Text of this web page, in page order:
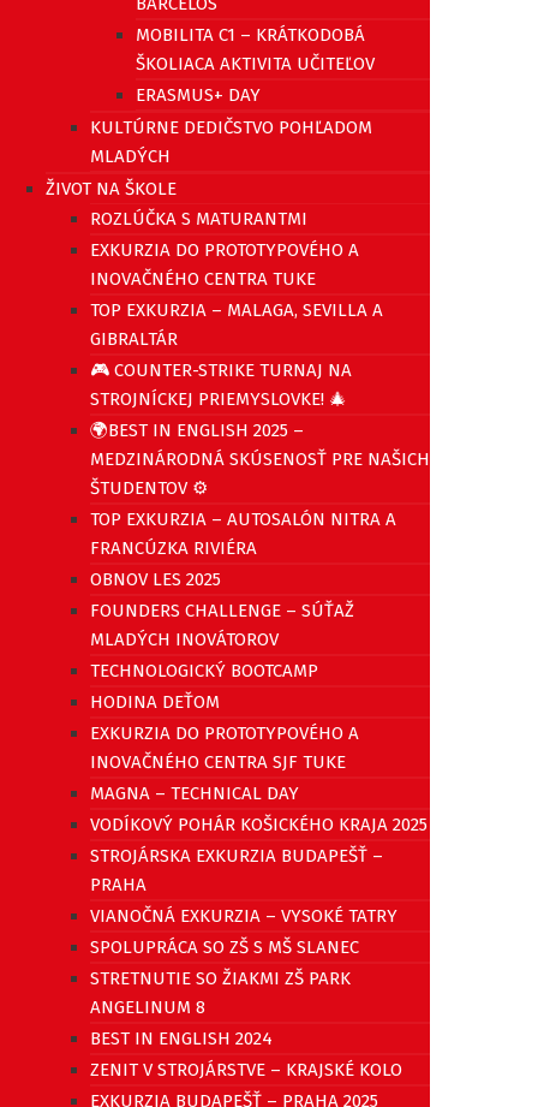
MOBILITA C1 – KRÁTKODOBÁ
ŠKOLIACA AKTIVITA UČITEĽOV
ERASMUS+ DAY
KULTÚRNE DEDIČSTVO POHĽADOM
MLADÝCH
ŽIVOT NA ŠKOLE
ROZLÚČKA S MATURANTMI
EXKURZIA DO PROTOTYPOVÉHO A
INOVAČNÉHO CENTRA TUKE
TOP EXKURZIA – MALAGA, SEVILLA A
GIBRALTÁR
🎮 COUNTER-STRIKE TURNAJ NA
STROJNÍCKEJ PRIEMYSLOVKE! 🎄
🌍BEST IN ENGLISH 2025 –
MEDZINÁRODNÁ SKÚSENOSŤ PRE NAŠICH
ŠTUDENTOV ⚙️
TOP EXKURZIA – AUTOSALÓN NITRA A
FRANCÚZKA RIVIÉRA
OBNOV LES 2025
FOUNDERS CHALLENGE – SÚŤAŽ
MLADÝCH INOVÁTOROV
TECHNOLOGICKÝ BOOTCAMP
HODINA DEŤOM
EXKURZIA DO PROTOTYPOVÉHO A
INOVAČNÉHO CENTRA SJF TUKE
MAGNA – TECHNICAL DAY
VODÍKOVÝ POHÁR KOŠICKÉHO KRAJA 2025
STROJÁRSKA EXKURZIA BUDAPEŠŤ –
PRAHA
VIANOČNÁ EXKURZIA – VYSOKÉ TATRY
SPOLUPRÁCA SO ZŠ S MŠ SLANEC
STRETNUTIE SO ŽIAKMI ZŠ PARK
ANGELINUM 8
BEST IN ENGLISH 2024
ZENIT V STROJÁRSTVE – KRAJSKÉ KOLO
EXKURZIA BUDAPEŠŤ – PRAHA 2025